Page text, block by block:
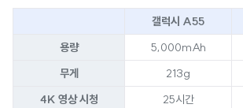
갤럭시 A55
용량
5,000mAh
무게
213g
4K 영상 시청
25시간